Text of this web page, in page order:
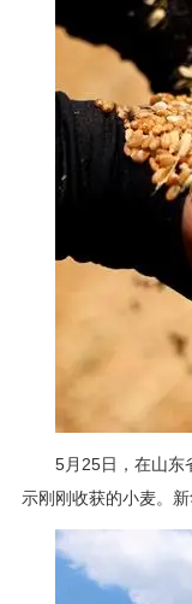
5月25日，在山东
示刚刚收获的小麦。新